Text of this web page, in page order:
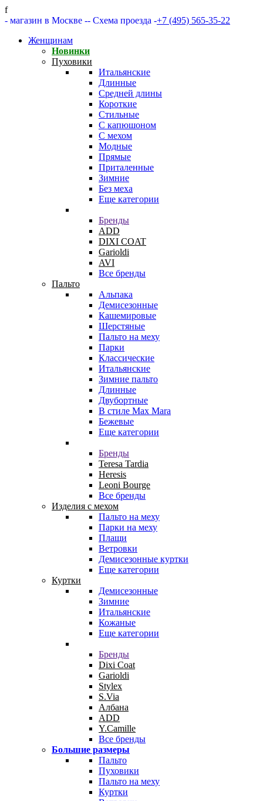
f
- магазин в Москве -- Схема проезда -+7 (495) 565-35-22
Женщинам
Новинки
Пуховики
Итальянские
Длинные
Средней длины
Короткие
Стильные
С капюшоном
С мехом
Модные
Прямые
Приталенные
Зимние
Без меха
Еще категории
Бренды
ADD
DIXI COAT
Garioldi
AVI
Все бренды
Пальто
Альпака
Демисезонные
Кашемировые
Шерстяные
Пальто на меху
Парки
Классические
Итальянские
Зимние пальто
Длинные
Двубортные
В стиле Max Mara
Бежевые
Еще категории
Бренды
Teresa Tardia
Heresis
Leoni Bourge
Все бренды
Изделия с мехом
Пальто на меху
Парки на меху
Плащи
Ветровки
Демисезонные куртки
Еще категории
Куртки
Демисезонные
Зимние
Итальянские
Кожаные
Еще категории
Бренды
Dixi Coat
Garioldi
Stylex
S.Via
Албана
ADD
Y.Camille
Все бренды
Большие размеры
Пальто
Пуховики
Пальто на меху
Куртки